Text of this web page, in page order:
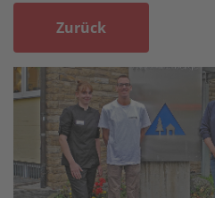
Zurück